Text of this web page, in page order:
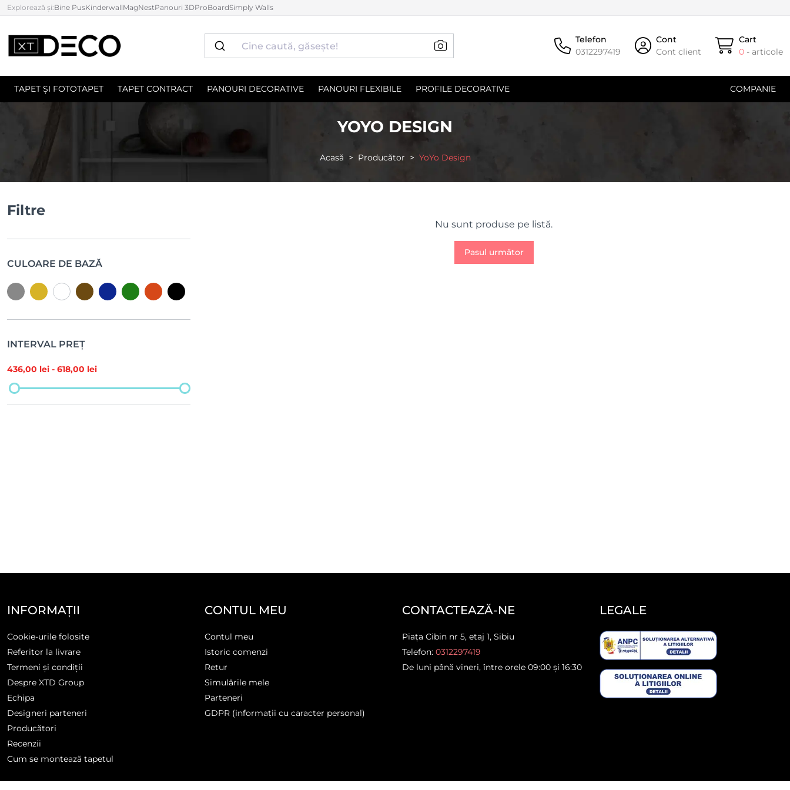
Explorează și:Bine PusKinderwallMagNestPanouri 3DProBoardSimply Walls
Telefon
0312297419
Cont
Cont client
Cart
0 - articole
TAPET ȘI FOTOTAPET TAPET CONTRACT PANOURI DECORATIVE PANOURI FLEXIBILE PROFILE DECORATIVE COMPANIE
YOYO DESIGN
Acasă Producător YoYo Design
Filtre
CULOARE DE BAZĂ
INTERVAL PREȚ
436,00 lei - 618,00 lei
Nu sunt produse pe listă.
Pasul următor
INFORMAȚII
Cookie-urile folosite
Referitor la livrare
Termeni și condiții
Despre XTD Group
Echipa
Designeri parteneri
Producători
Recenzii
Cum se montează tapetul
CONTUL MEU
Contul meu
Istoric comenzi
Retur
Simulările mele
Parteneri
GDPR (informații cu caracter personal)
CONTACTEAZĂ-NE
Piața Cibin nr 5, etaj 1, Sibiu
Telefon: 0312297419
De luni până vineri, între orele 09:00 și 16:30
LEGALE